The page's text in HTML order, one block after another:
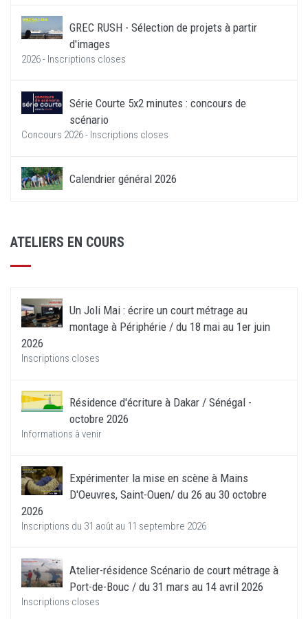
GREC RUSH - Sélection de projets à partir
d'images
2026 - Inscriptions closes
Série Courte 5x2 minutes : concours de
scénario
Concours 2026 - Inscriptions closes
Calendrier général 2026
ATELIERS EN COURS
Un Joli Mai : écrire un court métrage au
montage à Périphérie / du 18 mai au 1er juin
2026
Inscriptions closes
Résidence d'écriture à Dakar / Sénégal -
octobre 2026
Informations à venir
Expérimenter la mise en scène à Mains
D'Oeuvres, Saint-Ouen/ du 26 au 30 octobre
2026
Inscriptions du 31 août au 11 septembre 2026
Atelier-résidence Scénario de court métrage à
Port-de-Bouc / du 31 mars au 14 avril 2026
Inscriptions closes